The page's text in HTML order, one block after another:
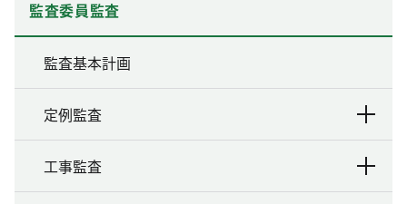
監査委員監査
監査基本計画
定例監査
工事監査